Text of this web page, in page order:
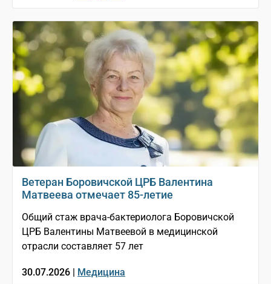
Ветеран Боровичской ЦРБ Валентина
Матвеева отмечает 85-летие
Общий стаж врача-бактериолога Боровичской
ЦРБ Валентины Матвеевой в медицинской
отрасли составляет 57 лет
30.07.2026 | Медицина